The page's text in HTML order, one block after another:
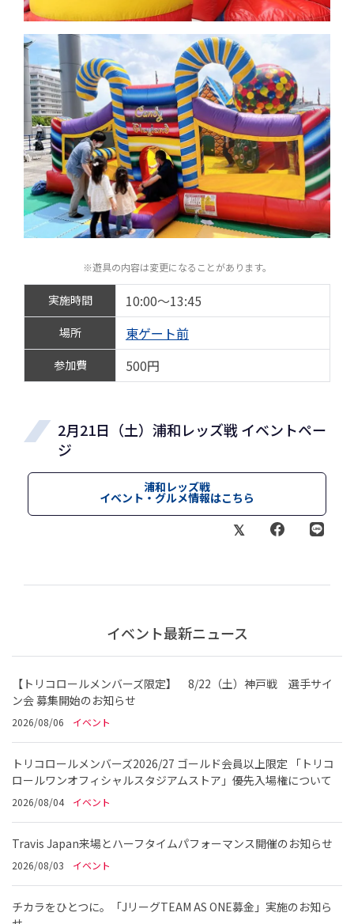
※遊具の内容は変更になることがあります。
実施時間 10:00～13:45
場所 東ゲート前
参加費 500円
2月21日（土）浦和レッズ戦 イベントペー
ジ
浦和レッズ戦
イベント・グルメ情報はこちら
イベント最新ニュース
【トリコロールメンバーズ限定】 8/22（土）神戸戦 選手サイ
ン会 募集開始のお知らせ
2026/08/06 イベント
トリコロールメンバーズ2026/27 ゴールド会員以上限定 「トリコ
ロールワンオフィシャルスタジアムストア」優先入場権について
2026/08/04 イベント
Travis Japan来場とハーフタイムパフォーマンス開催のお知らせ
2026/08/03 イベント
チカラをひとつに。「JリーグTEAM AS ONE募金」実施のお知ら